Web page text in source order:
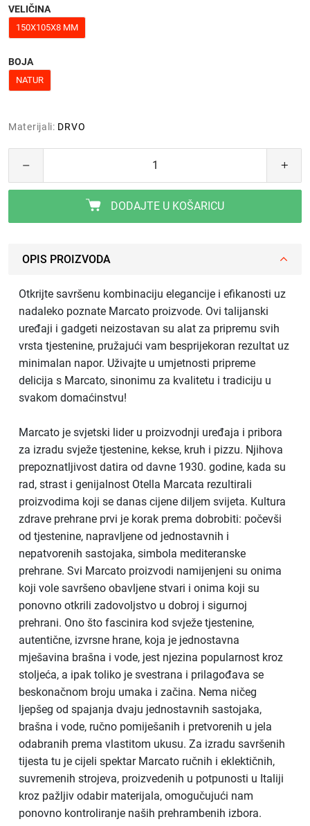
VELIČINA
150X105X8 MM
BOJA
NATUR
Materijali: DRVO
DODAJTE U KOŠARICU
OPIS PROIZVODA
Otkrijte savršenu kombinaciju elegancije i efikanosti uz
nadaleko poznate Marcato proizvode. Ovi talijanski
uređaji i gadgeti neizostavan su alat za pripremu svih
vrsta tjestenine, pružajući vam besprijekoran rezultat uz
minimalan napor. Uživajte u umjetnosti pripreme
delicija s Marcato, sinonimu za kvalitetu i tradiciju u
svakom domaćinstvu!
Marcato je svjetski lider u proizvodnji uređaja i pribora
za izradu svježe tjestenine, kekse, kruh i pizzu. Njihova
prepoznatljivost datira od davne 1930. godine, kada su
rad, strast i genijalnost Otella Marcata rezultirali
proizvodima koji se danas cijene diljem svijeta. Kultura
zdrave prehrane prvi je korak prema dobrobiti: počevši
od tjestenine, napravljene od jednostavnih i
nepatvorenih sastojaka, simbola mediteranske
prehrane. Svi Marcato proizvodi namijenjeni su onima
koji vole savršeno obavljene stvari i onima koji su
ponovno otkrili zadovoljstvo u dobroj i sigurnoj
prehrani. Ono što fascinira kod svježe tjestenine,
autentične, izvrsne hrane, koja je jednostavna
mješavina brašna i vode, jest njezina popularnost kroz
stoljeća, a ipak toliko je svestrana i prilagođava se
beskonačnom broju umaka i začina. Nema ničeg
ljepšeg od spajanja dvaju jednostavnih sastojaka,
brašna i vode, ručno pomiješanih i pretvorenih u jela
odabranih prema vlastitom ukusu. Za izradu savršenih
tijesta tu je cijeli spektar Marcato ručnih i eklektičnih,
suvremenih strojeva, proizvedenih u potpunosti u Italiji
kroz pažljiv odabir materijala, omogučujući nam
ponovno kontroliranje naših prehrambenih izbora.